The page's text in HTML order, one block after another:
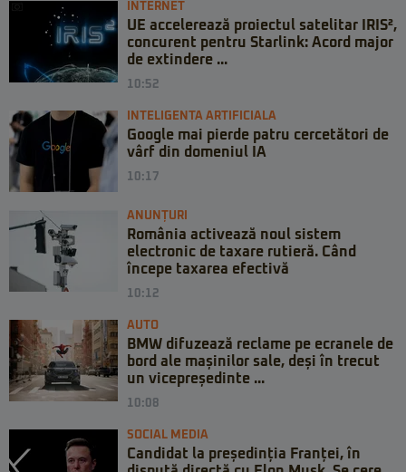
INTERNET
UE accelerează proiectul satelitar IRIS²,
concurent pentru Starlink: Acord major
de extindere ...
10:52
INTELIGENTA ARTIFICIALA
Google mai pierde patru cercetători de
vârf din domeniul IA
10:17
ANUNȚURI
România activează noul sistem
electronic de taxare rutieră. Când
începe taxarea efectivă
10:12
AUTO
BMW difuzează reclame pe ecranele de
bord ale mașinilor sale, deși în trecut
un vicepreședinte ...
10:08
SOCIAL MEDIA
Candidat la președinția Franței, în